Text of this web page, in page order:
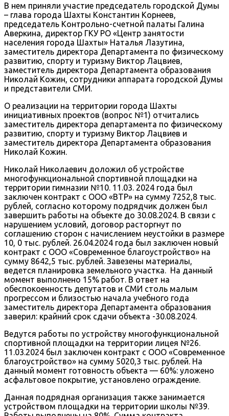
В нем приняли участие председатель городской Думы
– глава города Шахты Константин Корнеев,
председатель Контрольно-счетной палаты Галина
Аверкина, директор ГКУ РО «Центр занятости
населения города Шахты» Наталья Лазутина,
заместитель директора Департамента по физическому
развитию, спорту и туризму Виктор Лацвиев,
заместитель директора Департамента образования
Николай Кожин, сотрудники аппарата городской Думы
и представители СМИ.
О реализации на территории города Шахты
инициативных проектов (вопрос №1) отчитались
заместитель директора департамента по физическому
развитию, спорту и туризму Виктор Лацвиев и
заместитель директора Департамента образования
Николай Кожин.
Николай Николаевич доложил об устройстве
многофункциональной спортивной площадки на
территории гимназии №10. 11.03. 2024 года был
заключен контракт с ООО «ВТР» на сумму 7252,8 тыс.
рублей, согласно которому подрядчик должен был
завершить работы на объекте до 30.08.2024. В связи с
нарушением условий, договор расторгнут по
соглашению сторон с начислением неустойки в размере
10, 0 тыс. рублей. 26.04.2024 года был заключен новый
контракт с ООО «Современное благоустройство» на
сумму 8642,5 тыс. рублей. Завезены материалы,
ведется планировка земельного участка. На данный
момент выполнено 15% работ. В ответ на
обеспокоенность депутатов и СМИ столь малым
прогрессом и близостью начала учебного года
заместитель директора Департамента образования
заверил: крайний срок сдачи объекта -30.08.2024.
Ведутся работы по устройству многофункциональной
спортивной площадки на территории лицея №26.
11.03.2024 был заключен контракт с ООО «Современное
благоустройство» на сумму 5020,3 тыс. рублей. На
данный момент готовность объекта — 60%: уложено
асфальтовое покрытие, установлено ограждение.
Данная подрядная организация также занимается
устройством площадки на территории школы №39.